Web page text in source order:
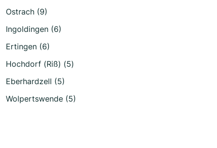
Ostrach (9)
Ingoldingen (6)
Ertingen (6)
Hochdorf (Riß) (5)
Eberhardzell (5)
Wolpertswende (5)